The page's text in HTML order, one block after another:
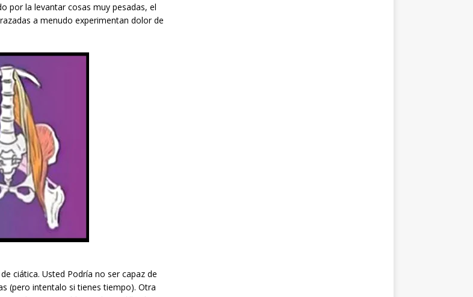
por la levantar cosas muy pesadas, el
a menudo experimentan dolor de
ciática. Usted Podría no ser capaz de
(pero intentalo si tienes tiempo). Otra